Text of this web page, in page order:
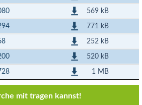
569 kB
771 kB
252 kB
520 kB
1 MB
mit tragen kannst!